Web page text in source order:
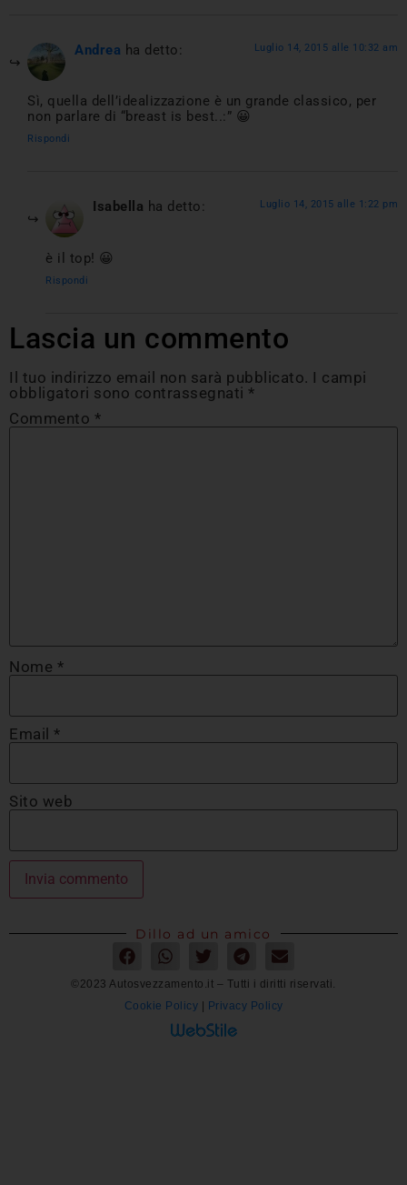
Andrea ha detto: Luglio 14, 2015 alle 10:32 am
Sì, quella dell’idealizzazione è un grande classico, per
non parlare di “breast is best..:” 😀
Rispondi
Isabella ha detto: Luglio 14, 2015 alle 1:22 pm
è il top! 😀
Rispondi
Lascia un commento
Il tuo indirizzo email non sarà pubblicato. I campi
obbligatori sono contrassegnati *
Commento *
Nome *
Email *
Sito web
Dillo ad un amico
©2023 Autosvezzamento.it – Tutti i diritti riservati.
Cookie Policy
Privacy Policy